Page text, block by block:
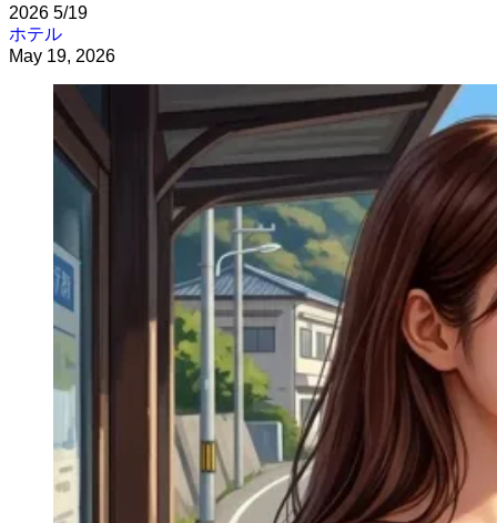
2026 5/19
ホテル
May 19, 2026